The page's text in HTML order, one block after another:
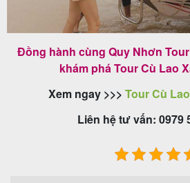
Đồng hành cùng Quy Nhơn
khám phá Tour Cù Lao
Xem ngay >>> Tour Cù
Liên hệ tư vấn: 0979